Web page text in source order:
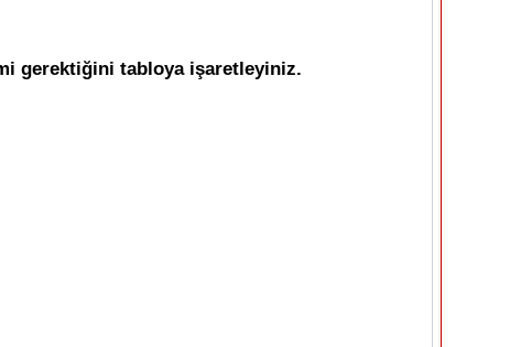
mi gerektiğini tabloya işaretleyiniz.